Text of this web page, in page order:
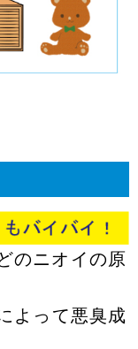
のニオイの原
よって悪臭成